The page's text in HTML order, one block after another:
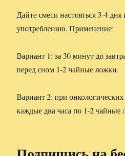
Дайте смеси настояться 3-4 дня
употреблению. Применение:
Вариант 1: за 30 минут до
перед сном 1-2 чайные ложки.
Вариант 2: при
каждые два часа по 1-2 чайные